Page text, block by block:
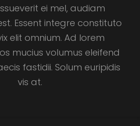
ei mel, audiam
Essent integre constituto
elit omnium. Ad lorem
mucius volumus eleifend
fastidii. Solum euripidis
vis at.